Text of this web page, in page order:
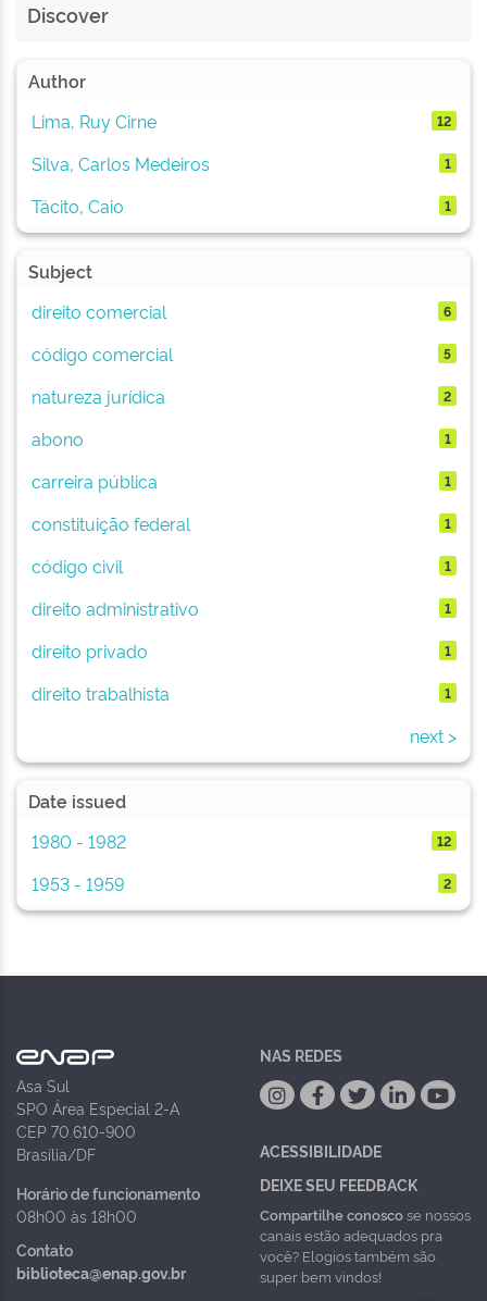
Discover
Author
Lima, Ruy Cirne
12
Silva, Carlos Medeiros 1
Tácito, Caio 1
Subject
direito comercial
6
código comercial 5
natureza jurídica 2
abono 1
carreira pública 1
constituição federal 1
código civil 1
direito administrativo 1
direito privado 1
direito trabalhista 1
next >
Date issued
1980 - 1982
12
1953 - 1959 2
Asa Sul
SPO Área Especial 2-A
CEP 70.610-900
Brasília/DF
Horário de funcionamento
08h00 às 18h00
Contato
biblioteca@enap.gov.br
NAS REDES
ACESSIBILIDADE
DEIXE SEU FEEDBACK
Compartilhe conoscose nossos
canais estão adequados pra
você? Elogios também são
super bem vindos!